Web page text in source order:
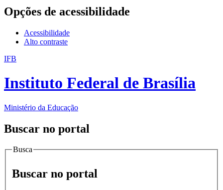
Opções de acessibilidade
Acessibilidade
Alto contraste
IFB
Instituto Federal de Brasília
Ministério da Educação
Buscar no portal
Busca
Buscar no portal